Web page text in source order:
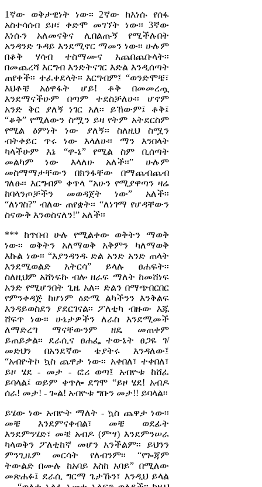
1ኛው ወቅታዊነት ነው፡፡ 2ኛው ከእነሱ የሰፋ
አስተሳሰብ ይዞ፣ ቀድሞ መገኘት ነው፡፡ 3ኛው
እነሱን አለመናቅና ሊበልጡኝ የሚችሉበት
አንዳንድ ጉዳይ እንደሚኖር ማመን ነው፡፡ ሁሉም
በቆቅ ሃሳብ ተስማሙና አጨበጨቡላት፡፡
በመጨረሻ እርግብ እንድትናገር እድል እንዲሰጣት
ጠየቀች፡፡ ተፈቀደላት፡፡ እርግብም፤ “ወንድሞቼ፣
እህቶቼ አዕዋፋት ሆይ! ቆቅ በመመረጧ
እንደማናችሁም በጣም ተደስቻለሁ፡፡ ሆኖም
አንድ ቅር ያለኝ ነገር አለ፡፡ ይኸውም፤ ቆቅ፤
“ቆቅ” የሚለውን ስሟን ይዛ የትም አትደርስም
የሚል ዕምነት ነው ያለኝ፡፡ ስለዚህ ስሟን
ብትቀይር ጥሩ ነው እላለሁ፡፡ ማን እንበላት
ካላችሁም እኔ “ዋ-ኔ” የሚል ስም ቢሰጣት
መልካም ነው እላለሁ አለች፡፡” ሁሉም
መስማማታቸውን በክንፋቸው በማጨብጨብ
ገለፁ፡፡ እርግብም ቀጥላ “አሁን የሚያዋጣን ዛሬ
ከባላንጦቻችን መወዳጀት ነው” አለች፡፡
“ለነገስ?” ብለው ጠየቋት፡፡ “ለነገማ የሆዳቸውን
ስናውቅ እንወስናለን!” አለች፡፡
*** ከጥበብ ሁሉ የሚልቀው ወቅትን ማወቅ
ነው፡፡ ወቅትን አለማወቅ አቅምን ካለማወቅ
እኩል ነው፡፡ “እያንዳንዱ ድል አንድ አንድ ጠላት
እንደሚወልድ አትርሳ” ይላሉ ፀሐፍት፡፡
ስለዚህም አሸነፍኩ ብሎ ዘራፍ ማለት ከመሸነፍ
አንድ የሚሆንበት ጊዜ አለ፡፡ ድልን በማጭበርበር
የምንቀዳጅ ከሆነም ዕድሜ ልካችንን እንቅልፍ
እንዳይወስደን ያደርገናል፡፡ ፖለቲካ ብዙው እጁ
ሸፍጥ ነው፡፡ ሁኔታዎችን ለራስ እንደሚመች
ለማድረግ ማናቸውንም ዘዴ መጠቀም
ይጠይቃል፡፡ ደራሲና ፀሐፌ ተውኔት ፀጋዬ ገ/
መድህን በአንደኛው ቴያትሩ እንዳለው፤
“አብዮትኮ ኳስ ጨዋታ ነው፡፡ አቀበለ፣ ተቀበለ፣
ይዞ ሄደ - መታ - ፎሪ ወጣ፤ አብዮቱ ከሸፈ
ይባላል፤ ወይም ቀጥሎ ደግሞ “ይዞ ሄደ! አብዶ
ሰራ! መታ! - ጐል! አብዮቱ ግቡን መታ!! ይባላል፡፡
ይሄው ነው አብዮት ማለት - ኳስ ጨዋታ ነው፡፡
መቼ እንደምናቀብል፣ መቼ ወደፊት
እንደምንሄድ፣ መቼ አብዶ (ምሣ) እንደምንሠራ
ካላወቅን ፖለቲከኛ መሆን አንችልም፡፡ ይህንን
ምንጊዜም መርሳት የለብንም፡፡ “የጐጃም
ትውልድ በሙሉ ከአባይ እስከ አባይ” በሚለው
መጽሐፉ፤ ደራሲ ግርማ ጌታኹን፣ እንዲህ ይላል